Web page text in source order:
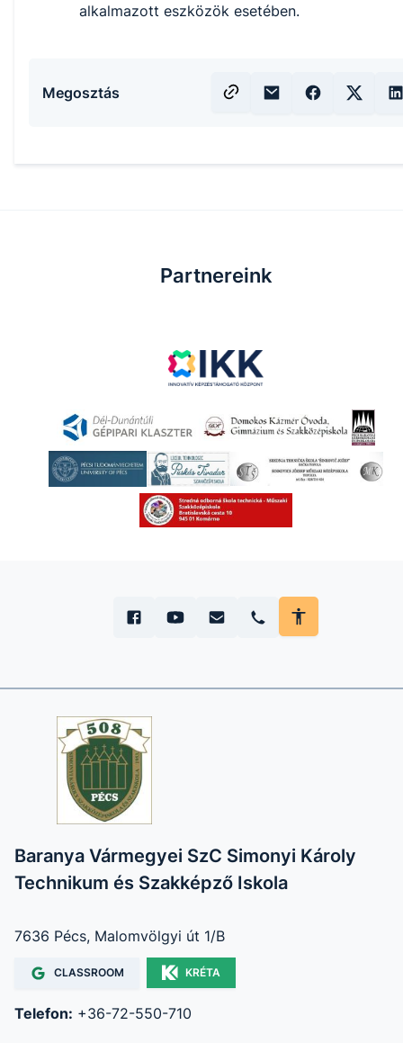
alkalmazott eszközök esetében.
Megosztás
Partnereink
Baranya Vármegyei SzC Simonyi Károly
Technikum és Szakképző Iskola
7636 Pécs, Malomvölgyi út 1/B
CLASSROOM KRÉTA
Telefon: +36-72-550-710